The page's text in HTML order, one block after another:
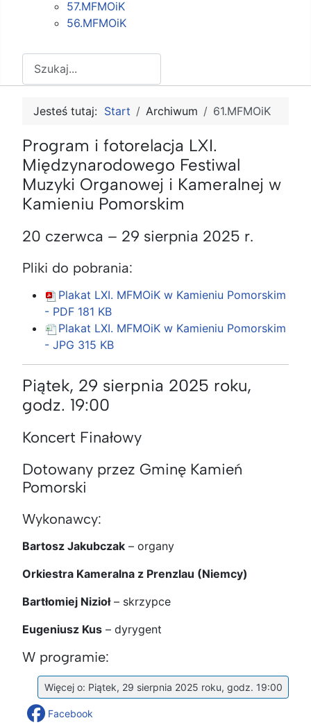
57.MFMOiK
56.MFMOiK
Jesteś tutaj: Start Archiwum 61.MFMOiK
Program i fotorelacja LXI.
Międzynarodowego Festiwal
Muzyki Organowej i Kameralnej w
Kamieniu Pomorskim
20 czerwca – 29 sierpnia 2025 r.
Pliki do pobrania:
Plakat LXI. MFMOiK w Kamieniu Pomorskim
- PDF 181 KB
Plakat LXI. MFMOiK w Kamieniu Pomorskim
- JPG 315 KB
Piątek, 29 sierpnia 2025 roku,
godz. 19:00
Koncert Finałowy
Dotowany przez Gminę Kamień
Pomorski
Wykonawcy:
Bartosz Jakubczak – organy
Orkiestra Kameralna z Prenzlau (Niemcy)
Bartłomiej Nizioł– skrzypce
Eugeniusz Kus – dyrygent
W programie:
Więcej o: Piątek, 29 sierpnia 2025 roku, godz. 19:00
Facebook